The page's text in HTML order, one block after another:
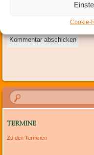
Cookie-
Speicherung und
TERMINE
Zu den Terminen